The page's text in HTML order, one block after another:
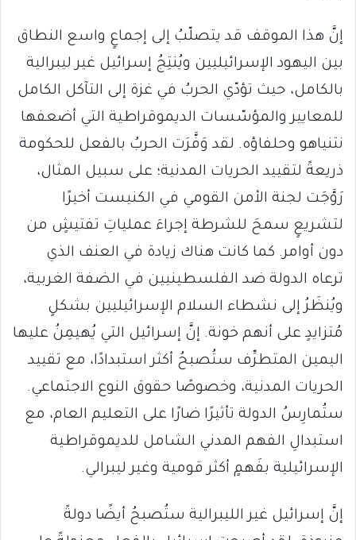
إنَّ هذا الموقف قد يتصلّبُ إلى إجماعٍ واسع النطاق
بين اليهود الإسرائيليين ويُنتِجُ إسرائيل غير ليبرالية
بالكامل، حيث تؤدّي الحربُ في غزة إلى التآكل الكامل
للمعايير والمؤسّسات الديموقراطية التي أضعفها
نتنياهو وحلفاؤه. لقد وَفَّرَت الحربُ بالفعل للحكومة
ذريعةً لتقييد الحريات المدنية؛ على سبيل المثال،
رَوَّجَت لجنة الأمن القومي في الكنيست أخيرًا
لتشريعٍ سمحَ للشرطة إجراءَ عملياتِ تفتيشٍ من
دون أوامر. كما كانت هناك زيادة في العنف الذي
ترعاه الدولة ضد الفلسطينيين في الضفة الغربية،
ويُنظَرُ إلى نشطاء السلام الإسرائيليين بشكلٍ
مُتزايدٍ على أنهم خونة. إنَّ إسرائيل التي يُهيمِنُ عليها
اليمين المتطرِّف ستُصبحُ أكثر استبدادًا، مع تقييد
الحريات المدنية، وخصوصًا حقوق النوع الاجتماعي.
ستُمارِسُ الدولة تأثيرًا ضارًا على التعليم العام، مع
استبدالِ الفهم المدني الشامل للديموقراطية
الإسرائيلية بفَهمٍ أكثر قومية وغير ليبرالي.
إنَّ إسرائيل غير الليبرالية ستُصبحُ أيضًا دولةً